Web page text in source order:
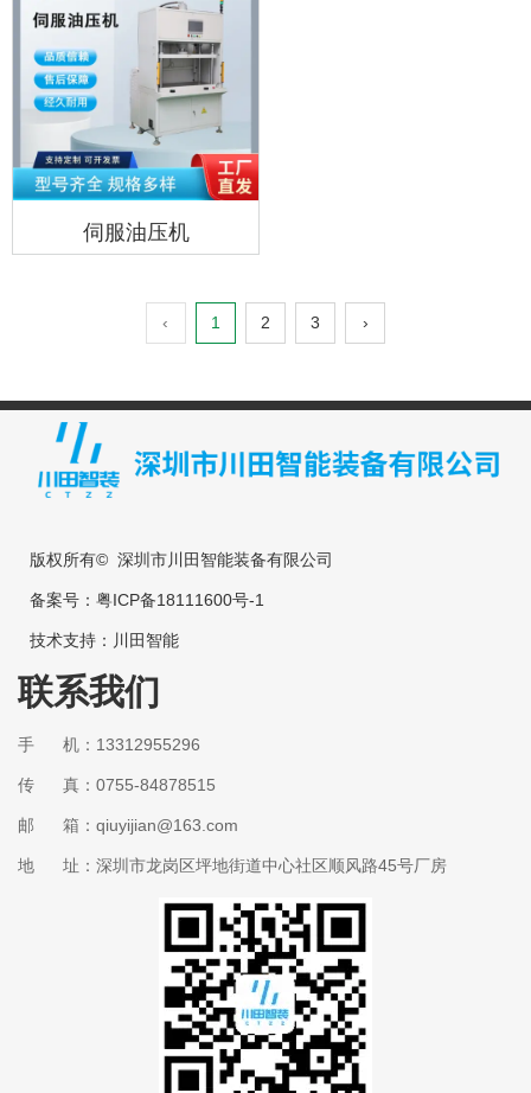
伺服油压机
‹ 1 2 3 ›
版权所有© 深圳市川田智能装备有限公司
备案号： 粤ICP备18111600号-1
技术支持： 川田智能
联系我们
手 机：13312955296
传 真：0755-84878515
邮 箱：qiuyijian@163.com
地 址：深圳市龙岗区坪地街道中心社区顺风路45号厂房